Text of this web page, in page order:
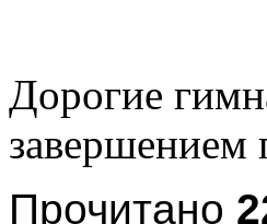
Дорогие
завершением
Прочитано